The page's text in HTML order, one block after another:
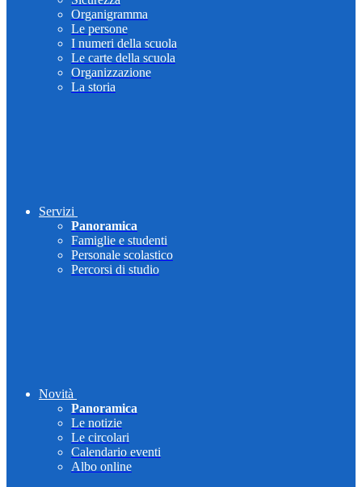
Organigramma
Le persone
I numeri della scuola
Le carte della scuola
Organizzazione
La storia
Servizi
Panoramica
Famiglie e studenti
Personale scolastico
Percorsi di studio
Novità
Panoramica
Le notizie
Le circolari
Calendario eventi
Albo online